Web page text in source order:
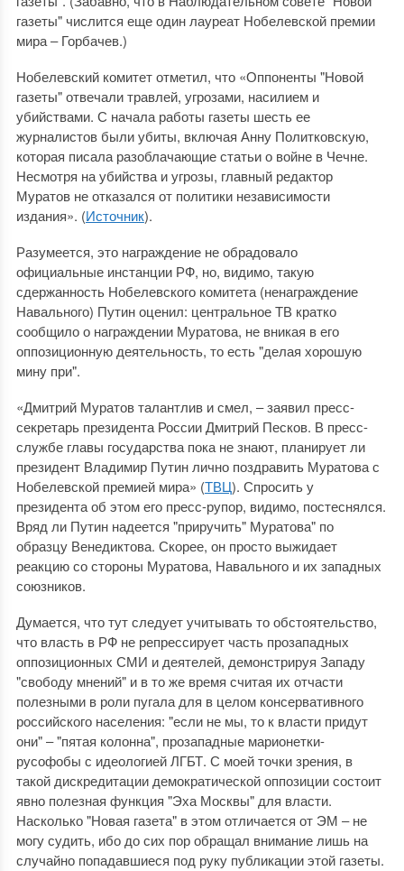
газеты" числится еще один лауреат Нобелевской премии
мира ‒ Горбачев.)
Нобелевский комитет отметил, что «Оппоненты "Новой
газеты" отвечали травлей, угрозами, насилием и
убийствами. С начала работы газеты шесть ее
журналистов были убиты, включая Анну Политковскую,
которая писала разоблачающие статьи о войне в Чечне.
Несмотря на убийства и угрозы, главный редактор
Муратов не отказался от политики независимости
издания». (Источник).
Разумеется, это награждение не обрадовало
официальные инстанции РФ, но, видимо, такую
сдержанность Нобелевского комитета (ненаграждение
Навального) Путин оценил: центральное ТВ кратко
сообщило о награждении Муратова, не вникая в его
оппозиционную деятельность, то есть "делая хорошую
мину при".
«Дмитрий Муратов талантлив и смел, ‒ заявил пресс-
секретарь президента России Дмитрий Песков. В пресс-
службе главы государства пока не знают, планирует ли
президент Владимир Путин лично поздравить Муратова с
Нобелевской премией мира» (ТВЦ). Спросить у
президента об этом его пресс-рупор, видимо, постеснялся.
Вряд ли Путин надеется "приручить" Муратова" по
образцу Венедиктова. Скорее, он просто выжидает
реакцию со стороны Муратова, Навального и их западных
союзников.
Думается, что тут следует учитывать то обстоятельство,
что власть в РФ не репрессирует часть прозападных
оппозиционных СМИ и деятелей, демонстрируя Западу
"свободу мнений" и в то же время считая их отчасти
полезными в роли пугала для в целом консервативного
российского населения: "если не мы, то к власти придут
они" ‒ "пятая колонна", прозападные марионетки-
русофобы с идеологией ЛГБТ. С моей точки зрения, в
такой дискредитации демократической оппозиции состоит
явно полезная функция "Эха Москвы" для власти.
Насколько "Новая газета" в этом отличается от ЭМ ‒ не
могу судить, ибо до сих пор обращал внимание лишь на
случайно попадавшиеся под руку публикации этой газеты.